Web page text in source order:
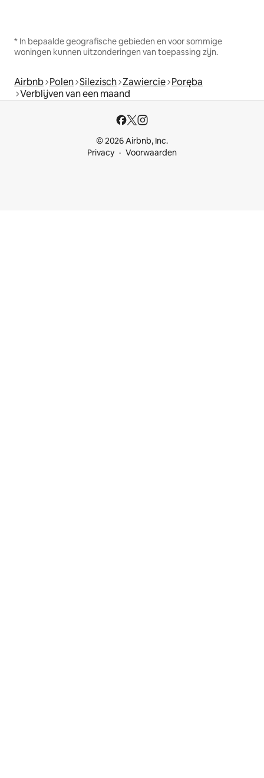
* In bepaalde geografische gebieden en voor sommige
woningen kunnen uitzonderingen van toepassing zijn.
Airbnb Polen Silezisch Zawiercie Poręba
Verblijven van een maand
© 2026 Airbnb, Inc.
Privacy
Voorwaarden